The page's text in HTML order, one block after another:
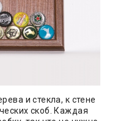
и стекла, к стене
скоб. Каждая